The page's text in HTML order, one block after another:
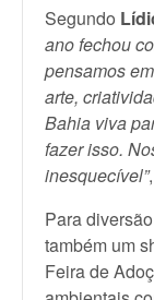
Segundo
ano fechou
pensamos
arte,
Bahia viva
fazer isso.
inesquecível”
Para
também um
Feira de